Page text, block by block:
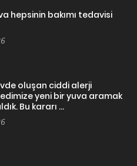
hepsinin bakımı tedavisi
oluşan ciddi alerji
yeni bir yuva aramak
Bu kararı ...